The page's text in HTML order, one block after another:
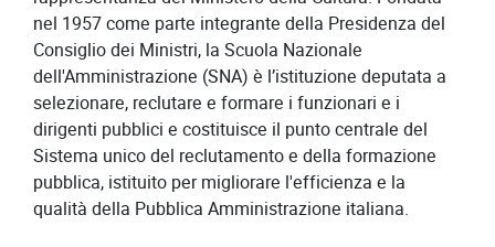
nel 1957 come parte integrante della Presidenza del
Consiglio dei Ministri, la Scuola Nazionale
dell'Amministrazione (SNA) è l’istituzione deputata a
selezionare, reclutare e formare i funzionari e i
dirigenti pubblici e costituisce il punto centrale del
Sistema unico del reclutamento e della formazione
pubblica, istituito per migliorare l'efficienza e la
qualità della Pubblica Amministrazione italiana.